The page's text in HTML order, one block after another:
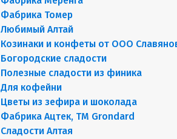
Фабрика Томер
Любимый Алтай
Козинаки и конфеты от ООО
Богородские сладости
Полезные сладости из финика
Для кофейни
Цветы из зефира и шоколада
Фабрика Ацтек, ТМ Grondard
Сладости Алтая